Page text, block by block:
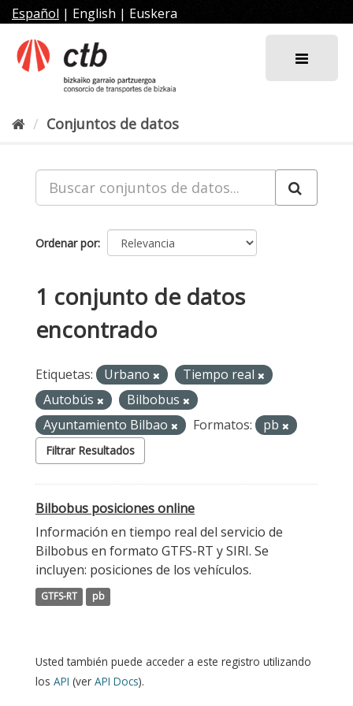
al
contenido
Español | English | Euskera
Conjuntos de datos
Ordenar por
1 conjunto de datos
encontrado
Etiquetas: Urbano
Tiempo real
Autobús
Bilbobus
Ayuntamiento Bilbao
Formatos: pb
Filtrar Resultados
Bilbobus posiciones online
Información en tiempo real del servicio de
Bilbobus en formato GTFS-RT y SIRI. Se
incluyen: posiciones de los vehículos.
GTFS-RT pb
Usted también puede acceder a este registro utilizando
los API (ver API Docs).